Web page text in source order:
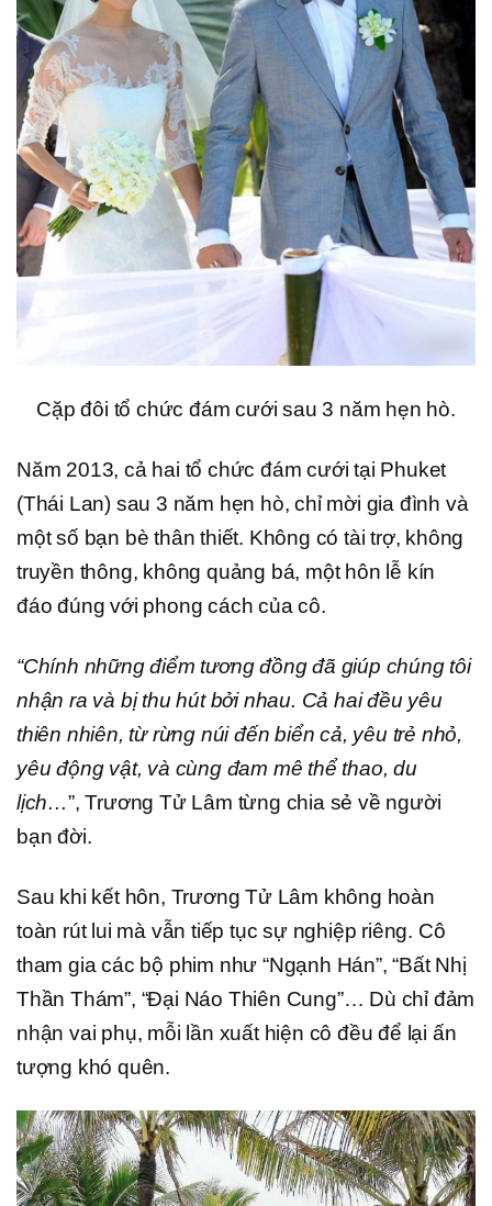
Cặp đôi tổ chức đám cưới sau 3 năm hẹn hò.
Năm 2013, cả hai tổ chức đám cưới tại Phuket
(Thái Lan) sau 3 năm hẹn hò, chỉ mời gia đình và
một số bạn bè thân thiết. Không có tài trợ, không
truyền thông, không quảng bá, một hôn lễ kín
đáo đúng với phong cách của cô.
“Chính những điểm tương đồng đã giúp chúng tôi
nhận ra và bị thu hút bởi nhau. Cả hai đều yêu
thiên nhiên, từ rừng núi đến biển cả, yêu trẻ nhỏ,
yêu động vật, và cùng đam mê thể thao, du
lịch…”, Trương Tử Lâm từng chia sẻ về người
bạn đời.
Sau khi kết hôn, Trương Tử Lâm không hoàn
toàn rút lui mà vẫn tiếp tục sự nghiệp riêng. Cô
tham gia các bộ phim như “Ngạnh Hán”, “Bất Nhị
Thần Thám”, “Đại Náo Thiên Cung”… Dù chỉ đảm
nhận vai phụ, mỗi lần xuất hiện cô đều để lại ấn
tượng khó quên.